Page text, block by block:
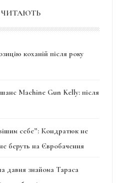
ЧИТАЮТЬ
коханій після року
Machine Gun Kelly: після
себе”: Кондратюк не
беруть на Євробачення
давня знайома Тараса